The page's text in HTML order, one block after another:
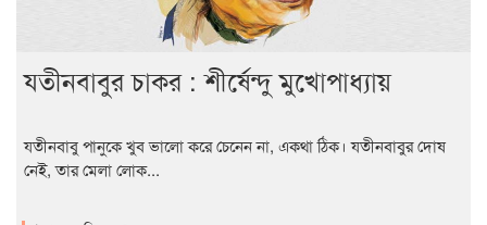
যতীনবাবুর চাকর : শীর্ষেন্দু মুখোপাধ্যায়
যতীনবাবু পানুকে খুব ভালো করে চেনেন না, একথা ঠিক। যতীনবাবুর দোষ
নেই, তার মেলা লোক...